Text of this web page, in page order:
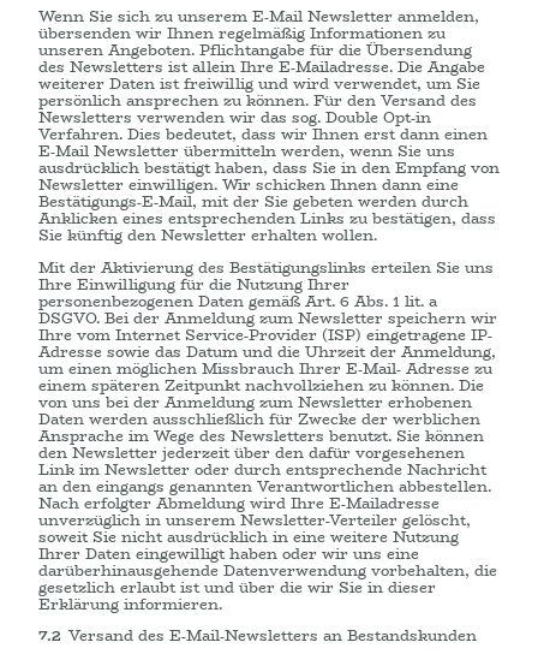
Wenn Sie sich zu unserem E-Mail Newsletter anmelden,
übersenden wir Ihnen regelmäßig Informationen zu
unseren Angeboten. Pflichtangabe für die Übersendung
des Newsletters ist allein Ihre E-Mailadresse. Die Angabe
weiterer Daten ist freiwillig und wird verwendet, um Sie
persönlich ansprechen zu können. Für den Versand des
Newsletters verwenden wir das sog. Double Opt-in
Verfahren. Dies bedeutet, dass wir Ihnen erst dann einen
E-Mail Newsletter übermitteln werden, wenn Sie uns
ausdrücklich bestätigt haben, dass Sie in den Empfang von
Newsletter einwilligen. Wir schicken Ihnen dann eine
Bestätigungs-E-Mail, mit der Sie gebeten werden durch
Anklicken eines entsprechenden Links zu bestätigen, dass
Sie künftig den Newsletter erhalten wollen.
Mit der Aktivierung des Bestätigungslinks erteilen Sie uns
Ihre Einwilligung für die Nutzung Ihrer
personenbezogenen Daten gemäß Art. 6 Abs. 1 lit. a
DSGVO. Bei der Anmeldung zum Newsletter speichern wir
Ihre vom Internet Service-Provider (ISP) eingetragene IP-
Adresse sowie das Datum und die Uhrzeit der Anmeldung,
um einen möglichen Missbrauch Ihrer E-Mail- Adresse zu
einem späteren Zeitpunkt nachvollziehen zu können. Die
von uns bei der Anmeldung zum Newsletter erhobenen
Daten werden ausschließlich für Zwecke der werblichen
Ansprache im Wege des Newsletters benutzt. Sie können
den Newsletter jederzeit über den dafür vorgesehenen
Link im Newsletter oder durch entsprechende Nachricht
an den eingangs genannten Verantwortlichen abbestellen.
Nach erfolgter Abmeldung wird Ihre E-Mailadresse
unverzüglich in unserem Newsletter-Verteiler gelöscht,
soweit Sie nicht ausdrücklich in eine weitere Nutzung
Ihrer Daten eingewilligt haben oder wir uns eine
darüberhinausgehende Datenverwendung vorbehalten, die
gesetzlich erlaubt ist und über die wir Sie in dieser
Erklärung informieren.
7.2 Versand des E-Mail-Newsletters an Bestandskunden